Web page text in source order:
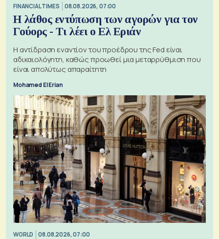
FINANCIAL TIMES 08.08.2026, 07:00
Η λάθος εντύπωση των αγορών για τον
Γούορς - Τι λέει ο Ελ Εριάν
Η αντίδραση εναντίον του προέδρου της Fed είναι
αδικαιολόγητη, καθώς προωθεί μια μεταρρύθμιση που
είναι απολύτως απαραίτητη
Mohamed El Erian
WORLD 08.08.2026, 07:00